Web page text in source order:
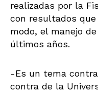
realizadas por la
con resultados
modo, el manejo
últimos años.
-Es un tema
contra de la